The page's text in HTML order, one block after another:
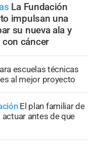
La Fundación
impulsan una
su nueva ala y
cáncer
escuelas técnicas
al mejor proyecto
El plan familiar de
antes de que